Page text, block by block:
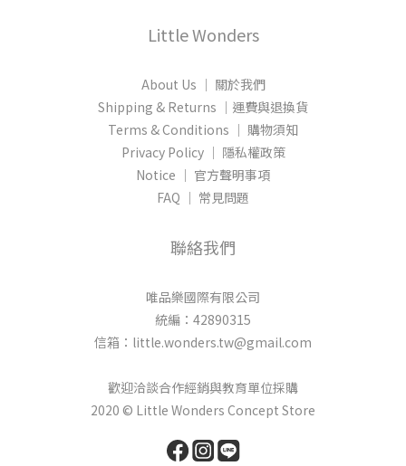
Little Wonders
About Us │ 關於我們
Shipping & Returns │運費與退換貨
Terms & Conditions │ 購物須知
Privacy Policy │ 隱私權政策
Notice │ 官方聲明事項
FAQ │ 常見問題
聯絡我們
唯品樂國際有限公司
統編：42890315
信箱：little.wonders.tw@gmail.com
歡迎洽談合作經銷與教育單位採購
2020 © Little Wonders Concept Store